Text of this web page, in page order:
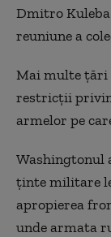
Dmitro
reuniune a
Mai multe ţări
restricţii
armelor pe
Washingtonul
ţinte militare
apropierea
unde armata